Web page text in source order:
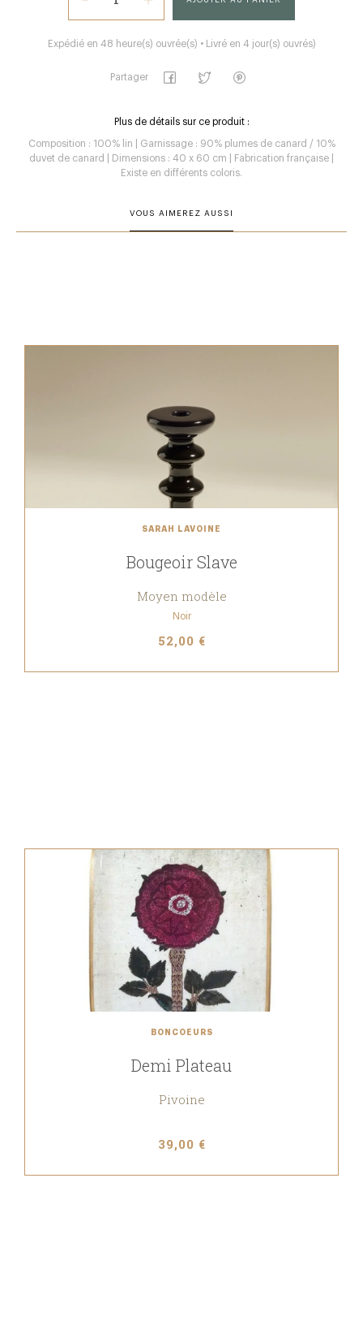
Expédié en 48 heure(s) ouvrée(s) • Livré en 4 jour(s) ouvrés)
Partager
Plus de détails sur ce produit :
Composition : 100% lin | Garnissage : 90% plumes de canard / 10%
duvet de canard | Dimensions : 40 x 60 cm | Fabrication française |
Existe en différents coloris.
VOUS AIMEREZ AUSSI
SARAH LAVOINE
Bougeoir Slave
Moyen modèle
Noir
52,00 €
BONCOEURS
Demi Plateau
Pivoine
39,00 €